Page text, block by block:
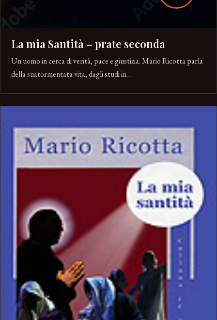
La mia Santità – prate seconda
Un uomo in cerca di verità, pace e giustizia. Mario Ricotta parla
della suatormentata vita, dagli studi in…